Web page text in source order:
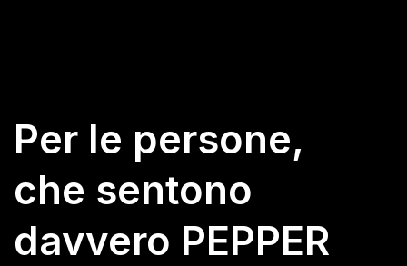
Per le persone,
che sentono
davvero PEPPER